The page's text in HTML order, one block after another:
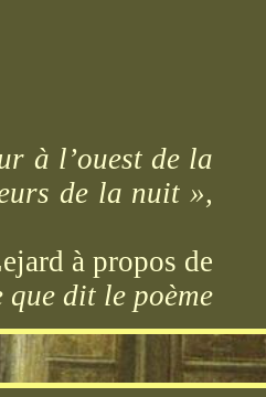
à l’ouest de la
de la nuit »,
à propos de
que dit le poème